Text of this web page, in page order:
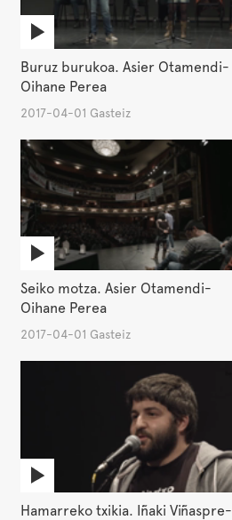
Buruz burukoa. Asier Otamendi-
Oihane Perea
2017-04-01 Gasteiz
Seiko motza. Asier Otamendi-
Oihane Perea
2017-04-01 Gasteiz
Hamarreko txikia. Iñaki Viñaspre-